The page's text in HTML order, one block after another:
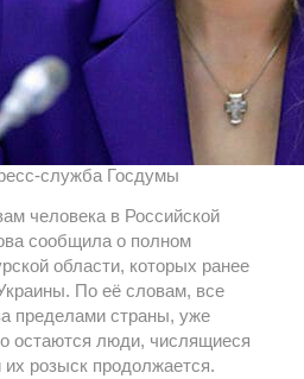
служба Госдумы
человека в Российской
сообщила о полном
области, которых ранее
По её словам, все
пределами страны, уже
остаются люди, числящиеся
розыск продолжается.